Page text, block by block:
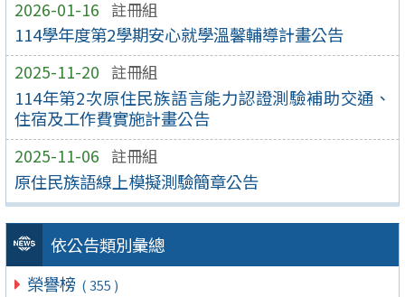
2026-01-16 註冊組
114學年度第2學期安心就學溫馨輔導計畫公告
2025-11-20 註冊組
114年第2次原住民族語言能力認證測驗補助交通、
住宿及工作費實施計畫公告
2025-11-06 註冊組
原住民族語線上模擬測驗簡章公告
依公告類別彙總
榮譽榜 ( 355 )